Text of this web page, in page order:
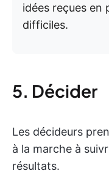
idées reçues en
difficiles.
5. Décider
Les décideurs
à la marche à
résultats.